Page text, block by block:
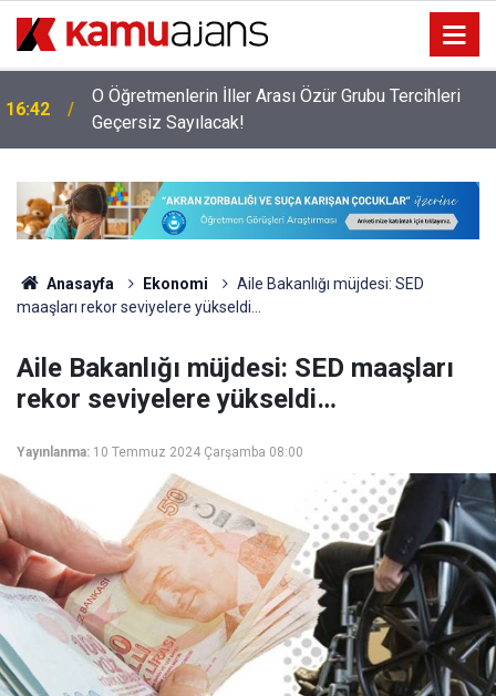
16:42
O Öğretmenlerin İller Arası Özür Grubu Tercihleri
Geçersiz Sayılacak!
Anasayfa Ekonomi
Aile Bakanlığı müjdesi: SED
maaşları rekor seviyelere yükseldi…
Aile Bakanlığı müjdesi: SED maaşları
rekor seviyelere yükseldi…
Yayınlanma: 10 Temmuz 2024 Çarşamba 08:00